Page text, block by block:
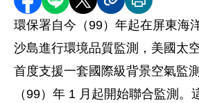
分享至 Facebook
分享到 LINE
分享到 X分享內容連結
列印本頁
環保署自今（99）年起在屏東海
沙島進行環境品質監測，美國太
首度支援一套國際級背景空氣監
（99）年 1 月起開始聯合監測。